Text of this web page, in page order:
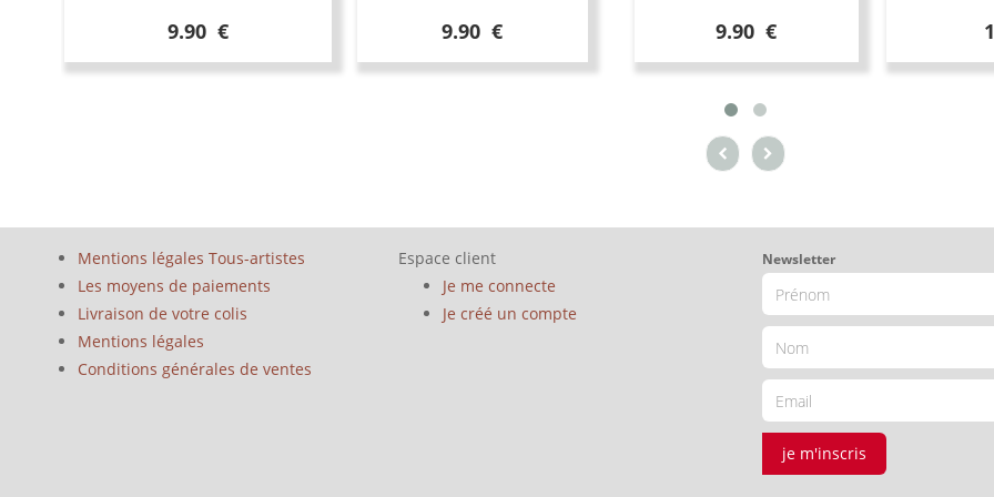
9.90 € 9.90 € 9.90 €
Mentions légales Tous-artistes
Les moyens de paiements
Livraison de votre colis
Mentions légales
Conditions générales de ventes
Espace client
Je me connecte
Je créé un compte
Newsletter
je m'inscris